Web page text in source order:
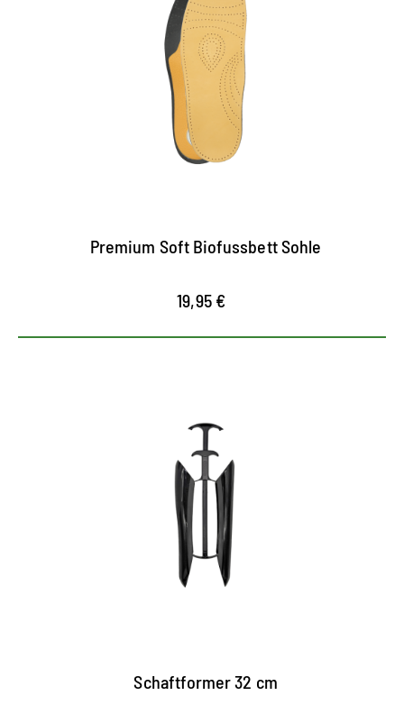
Entspannung für gestresste
Füße
anatomisch geformtes Komfort-Fußbett
entlastet und entspannt die Füße
ausgestattet mit einem Fersenpolster und einer
Premium Soft Biofussbett Sohle
19,95 €
Former für Schaftstiefel
für alle Stiefelarten geeignet
glättet Falten schonend
erleichtert das Trocknen, Pflegen und
Schaftformer 32 cm